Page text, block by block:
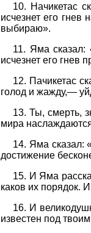
10. Начикетас
исчезнет его
выбираю».
11. Яма сказал:
исчезнет его гнев
12. Пачикетас
голод и жажду,—
13. Ты, смерть,
мира
14. Яма сказал:
достижение
15. И Яма
каков их порядок.
16. И
известен под